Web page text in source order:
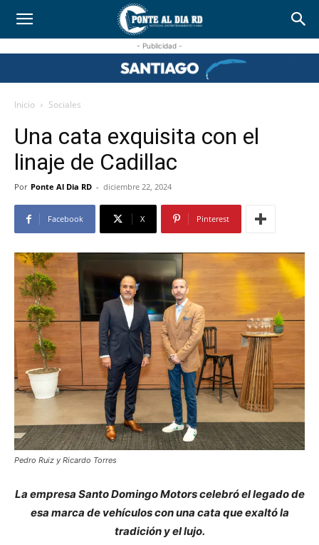
- Publicidad -
Inicio Sociales
Una cata exquisita con el
linaje de Cadillac
Por Ponte Al Dia RD - diciembre 22, 2024
Facebook X Pinterest
Pedro Ruiz y Ricardo Torres
La empresa Santo Domingo Motors celebró el legado de
esa marca de vehículos con una cata que exaltó la
tradición y el lujo.